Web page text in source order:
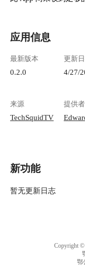
应用信息
最新版本
0.2.0
更新
4/27/
来源
TechSquidTV
提供者
新功能
暂无更新日志
Copyright
鄂